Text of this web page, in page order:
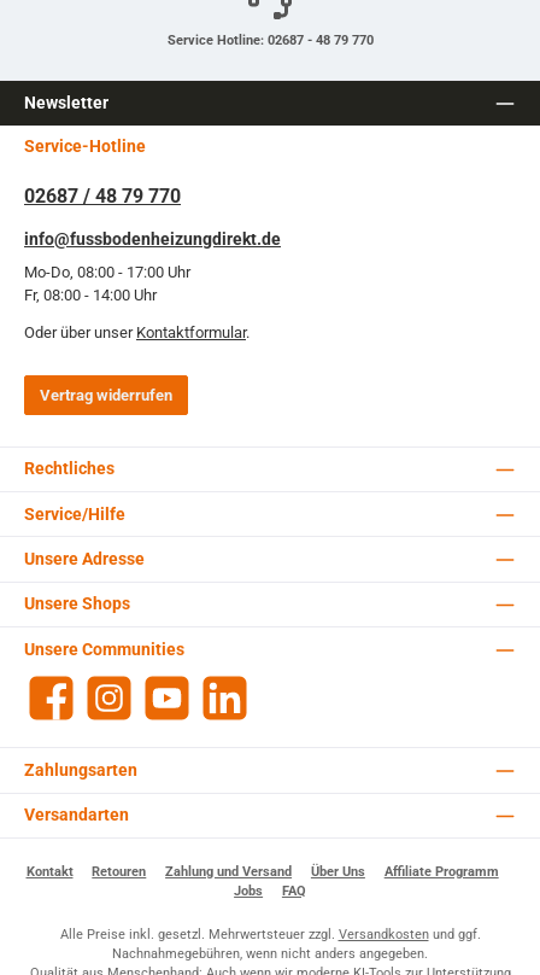
Service Hotline: 02687 - 48 79 770
Newsletter
Service-Hotline
02687 / 48 79 770
info@fussbodenheizungdirekt.de
Mo-Do, 08:00 - 17:00 Uhr
Fr, 08:00 - 14:00 Uhr
Oder über unser Kontaktformular.
Vertrag widerrufen
Rechtliches
Service/Hilfe
Zahlungsarten
Versandarten
Unsere Adresse
Unsere Communities
Facebook Instagram YouTube
Unsere Shops
Kontakt Retouren Zahlung und Versand Über Uns
Affiliate Programm
Jobs
FAQ
Alle Preise inkl. gesetzl. Mehrwertsteuer zzgl. Versandkostenund ggf.
Nachnahmegebühren, wenn nicht anders angegeben.